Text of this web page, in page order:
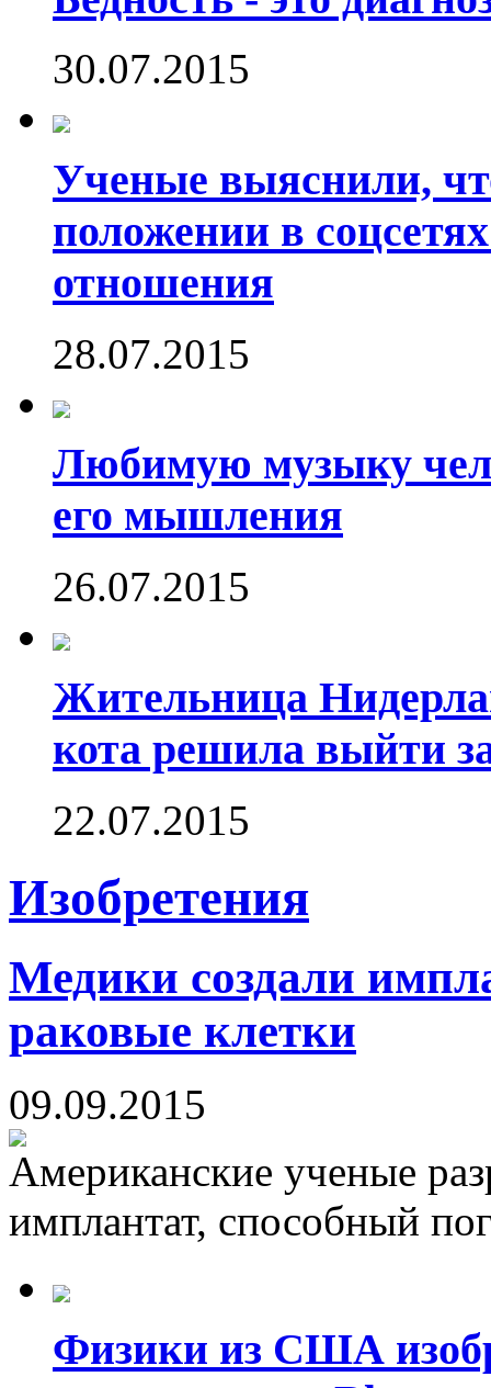
30.07.2015
Ученые выяснили,
положении в
отношения
28.07.2015
Любимую музыку
его мышления
26.07.2015
Жительница
кота решила выйти
22.07.2015
Изобретения
Медики создали
раковые клетки
09.09.2015
Американские ученые
имплантат, способный
Физики из США